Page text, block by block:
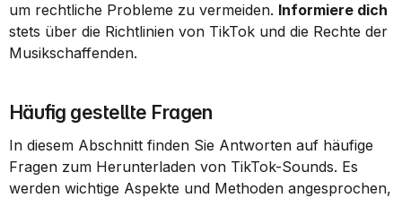
um rechtliche Probleme zu vermeiden. Informiere dich
stets über die Richtlinien von TikTok und die Rechte der
Musikschaffenden.
Häufig gestellte Fragen
In diesem Abschnitt finden Sie Antworten auf häufige
Fragen zum Herunterladen von TikTok-Sounds. Es
werden wichtige Aspekte und Methoden angesprochen,